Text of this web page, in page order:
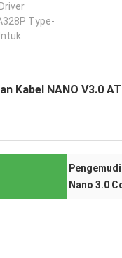
Type-
Kabel NANO V3.0
Nano 3.0